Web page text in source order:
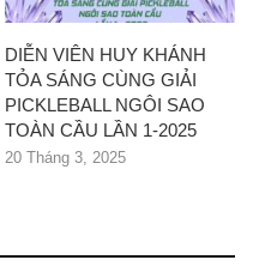
DIỄN VIÊN HUY KHÁNH
TỎA SÁNG CÙNG GIẢI
PICKLEBALL NGÔI SAO
TOÀN CẦU LẦN 1-2025
20 Tháng 3, 2025